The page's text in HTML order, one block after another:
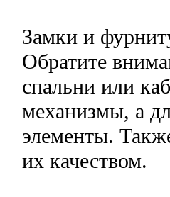
Замки и
Обратите
спальни или
механизмы, а
элементы.
их качеством.